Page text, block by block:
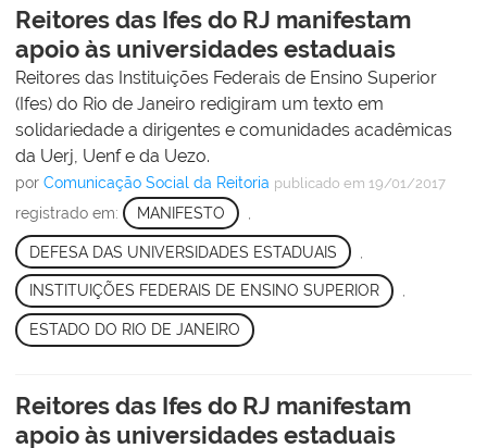
Reitores das Ifes do RJ manifestam
apoio às universidades estaduais
Reitores das Instituições Federais de Ensino Superior
(Ifes) do Rio de Janeiro redigiram um texto em
solidariedade a dirigentes e comunidades acadêmicas
da Uerj, Uenf e da Uezo.
por Comunicação Social da Reitoria publicado em 19/01/2017
registrado em: MANIFESTO
DEFESA DAS UNIVERSIDADES ESTADUAIS
INSTITUIÇÕES FEDERAIS DE ENSINO SUPERIOR ,
ESTADO DO RIO DE JANEIRO
Reitores das Ifes do RJ manifestam
apoio às universidades estaduais